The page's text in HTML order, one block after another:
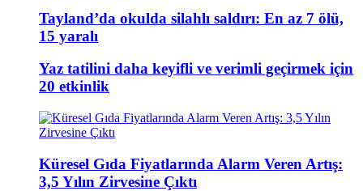
Tayland’da okulda silahlı saldırı: En az 7 ölü,
15 yaralı
Yaz tatilini daha keyifli ve verimli geçirmek için
20 etkinlik
Küresel Gıda Fiyatlarında Alarm Veren Artış:
3,5 Yılın Zirvesine Çıktı